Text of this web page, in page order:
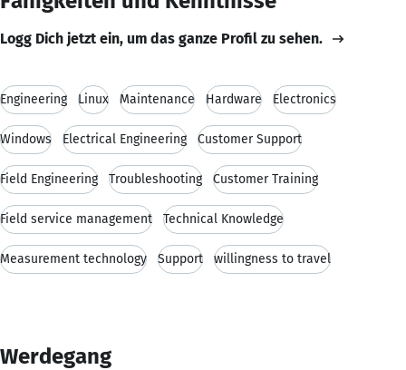
Logg Dich jetzt ein, um das ganze Profil zu sehen.
Engineering Linux Maintenance Hardware Electronics
Windows Electrical Engineering Customer Support
Field Engineering Troubleshooting Customer Training
Field service management Technical Knowledge
Measurement technology Support willingness to travel
Werdegang